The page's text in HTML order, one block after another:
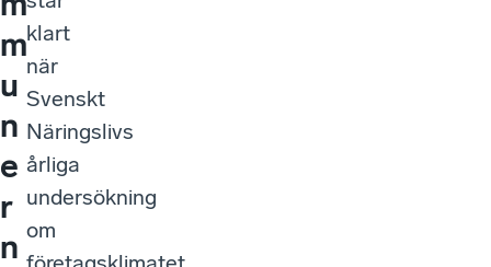
m
u
n
e
r
n
klart
när
Svenskt
Näringslivs
årliga
undersökning
om